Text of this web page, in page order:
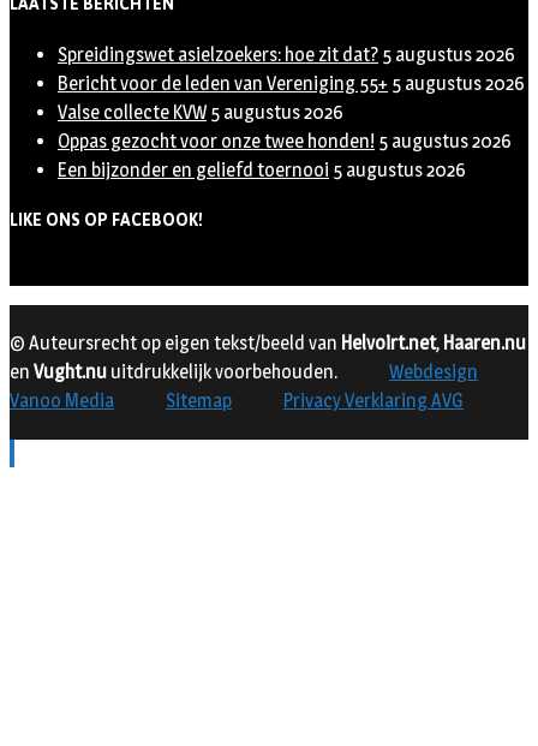
Spreidingswet asielzoekers: hoe zit dat? 5 augustus 2026
Bericht voor de leden van Vereniging 55+ 5 augustus 2026
Valse collecte KVW 5 augustus 2026
Oppas gezocht voor onze twee honden! 5 augustus 2026
Een bijzonder en geliefd toernooi 5 augustus 2026
LIKE ONS OP FACEBOOK!
© Auteursrecht op eigen tekst/beeld van Helvoirt.net, Haaren.nu
en Vught.nu uitdrukkelijk voorbehouden.
Webdesign
Vanoo Media
Sitemap Privacy Verklaring AVG